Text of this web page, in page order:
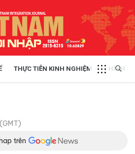
THỰC TIỄN KINH NGHIỆM CHÍNH
trên